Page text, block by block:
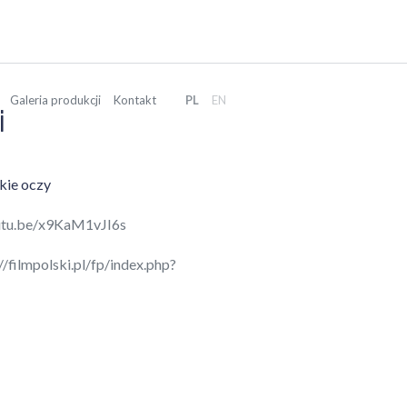
Galeria produkcji Kontakt PL EN
oczy
x9KaM1vJI6s
filmpolski.pl/fp/index.php?